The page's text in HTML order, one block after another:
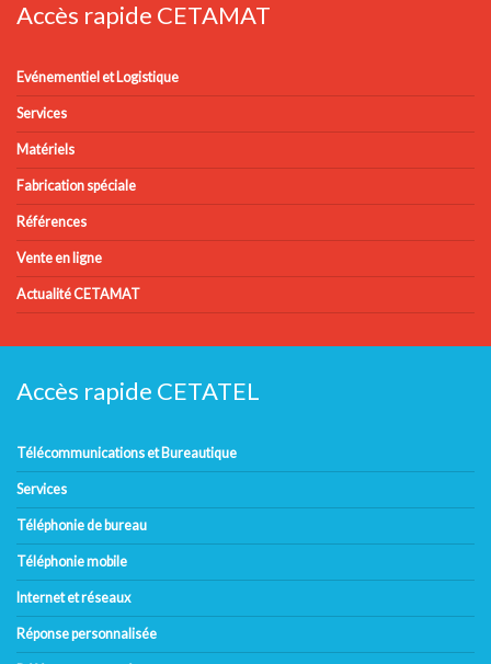
Accès rapide CETAMAT
Evénementiel et Logistique
Services
Matériels
Fabrication spéciale
Références
Vente en ligne
Actualité CETAMAT
Accès rapide CETATEL
Télécommunications et Bureautique
Services
Téléphonie de bureau
Téléphonie mobile
Internet et réseaux
Réponse personnalisée